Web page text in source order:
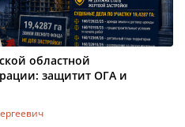
областной
защитит ОГА и